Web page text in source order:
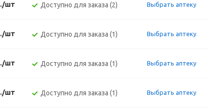
шт Доступно для заказа (2) Выбрать аптеку
шт Доступно для заказа (1) Выбрать аптеку
шт Доступно для заказа (1) Выбрать аптеку
шт Доступно для заказа (1) Выбрать аптеку